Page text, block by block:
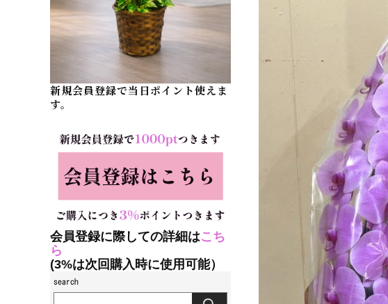
新規会員登録で当日ポイント使えま
す。
会員登録に際しての詳細はこち
ら
(3%は次回購入時に使用可能）